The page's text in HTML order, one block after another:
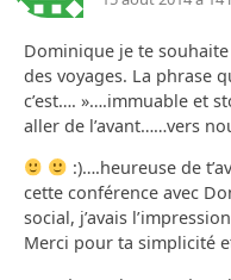
Dominique je te
des voyages. La phrase
c’est…. »….immuable et
aller de l’avant……vers
:)….heureuse de
cette conférence avec
social, j’avais
Merci pour ta simplicité